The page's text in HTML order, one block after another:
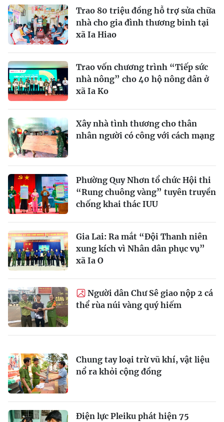
Trao 80 triệu đồng hỗ trợ sửa chữa
nhà cho gia đình thương binh tại
xã Ia Hiao
Trao vốn chương trình “Tiếp sức
nhà nông” cho 40 hộ nông dân ở
xã Ia Ko
Xây nhà tình thương cho thân
nhân người có công với cách mạng
Phường Quy Nhơn tổ chức Hội thi
“Rung chuông vàng” tuyên truyền
chống khai thác IUU
Gia Lai: Ra mắt “Đội Thanh niên
xung kích vì Nhân dân phục vụ”
xã Ia O
Người dân Chư Sê giao nộp 2 cá
thể rùa núi vàng quý hiếm
Chung tay loại trừ vũ khí, vật liệu
nổ ra khỏi cộng đồng
Điện lực Pleiku phát hiện 75